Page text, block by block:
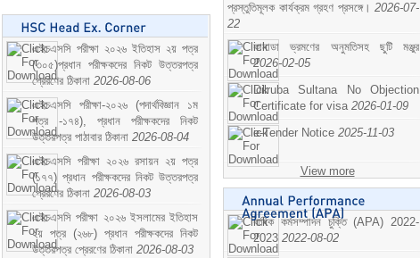
এইচএসসি পরীক্ষা ২০২৬ ইতিহাস ২য় পত্র
(৩০৫)প্রধান পরীক্ষকদের নিকট উত্তরপত্র
প্রেরণের ঠিকানা 2026-08-06
এইচএসসি পরীক্ষা-২০২৬ (পদার্থবিজ্ঞান ১ম
পত্র -১৭৪), প্রধান পরীক্ষকদের নিকট
উত্তরপত্র পাঠাবার ঠিকানা 2026-08-04
এইচএসসি পরীক্ষা ২০২৬ রসায়ন ২য় পত্র
(১৭৭) প্রধান পরীক্ষকদের নিকট উত্তরপত্র
প্রেরণের ঠিকানা 2026-08-03
এইচএসসি পরীক্ষা ২০২৬ ইসলামের ইতিহাস
২য় পত্র (২৬৮) প্রধান পরীক্ষকদের নিকট
উত্তরপত্র প্রেরণের ঠিকানা 2026-08-03
প্রস্তুতিমূলক কার্যক্রম গ্রহণ প্রসঙ্গে। 2026-07-
22
কানাডা ভ্রমণের অনুমতিসহ ছুটি মঞ্জুর
2026-02-05
Dilruba Sultana No Objection
Certificate for visa 2026-01-09
e-Tender Notice 2025-11-03
View more
বাষিক কর্মসম্পাদন চুক্তি (APA) 2022-
2023 2022-08-02